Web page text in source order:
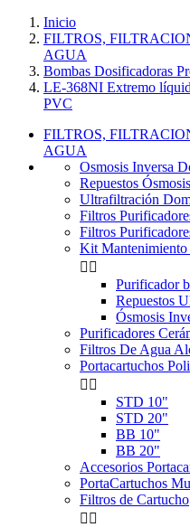
Inicio
FILTROS,
AGUA
Bombas Dosificadoras
LE-368NI Extremo
PVC
FILTROS,
AGUA
Osmosis Inversa
Repuestos
Ultrafiltración
Filtros
Filtros
Kit Mantenimiento
 
Purificador
Repuestos
Ósmosis
Purificadores
Filtros De Agua
Portacartuchos
 
STD 10"
STD 20"
BB 10"
BB 20"
Accesorios
PortaCartuchos
Filtros de Cartucho
 